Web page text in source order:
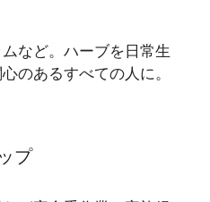
など。ハーブを日常生
のあるすべての人に。
プ